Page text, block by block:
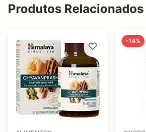
Produtos Relacionados
-14%